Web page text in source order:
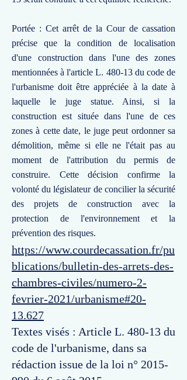
Portée : Cet arrêt de la Cour de cassation
précise que la condition de localisation
d'une construction dans l'une des zones
mentionnées à l'article L. 480-13 du code de
l'urbanisme doit être appréciée à la date à
laquelle le juge statue. Ainsi, si la
construction est située dans l'une de ces
zones à cette date, le juge peut ordonner sa
démolition, même si elle ne l'était pas au
moment de l'attribution du permis de
construire. Cette décision confirme la
volonté du législateur de concilier la sécurité
des projets de construction avec la
protection de l'environnement et la
prévention des risques.
https://www.courdecassation.fr/pu
blications/bulletin-des-arrets-des-
chambres-civiles/numero-2-
fevrier-2021/urbanisme#20-
13.627
Textes visés : Article L. 480-13 du
code de l'urbanisme, dans sa
rédaction issue de la loi n° 2015-